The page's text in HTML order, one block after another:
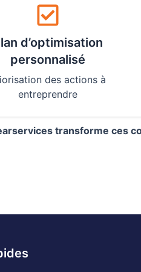
d’optimisation
personnalisé
des actions à
entreprendre
transforme ces